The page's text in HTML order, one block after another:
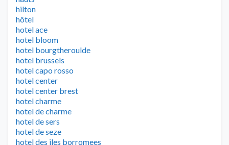
hilton
hôtel
hotel ace
hotel bloom
hotel bourgtheroulde
hotel brussels
hotel capo rosso
hotel center
hotel center brest
hotel charme
hotel de charme
hotel de sers
hotel de seze
hotel des iles borromees